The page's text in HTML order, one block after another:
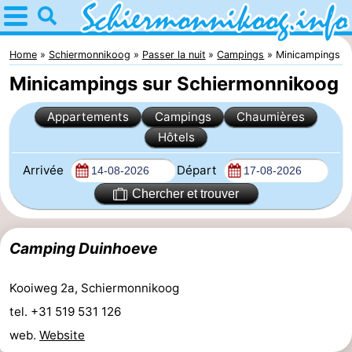
Home
Schiermonnikoog
Astuces
Avec
enfants
national
îles
des
Saut
Wadden
Wadden
la
Appartements
Home Schiermonnikoog Passer la nuit Campings Minicampings
Minicampings sur Schiermonnikoog
Appartements Campings
Chaumières
Hôtels
Arrivée Départ
Chercher et trouver
Camping Duinhoeve
Kooiweg 2a, Schiermonnikoog
tel. +31 519 531 126
web. Website